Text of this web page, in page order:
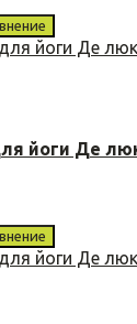
йоги Де